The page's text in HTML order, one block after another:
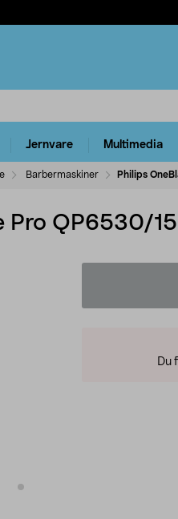
Jernvare Multimedia
Barbermaskiner Philips
Pro QP6530/
Du